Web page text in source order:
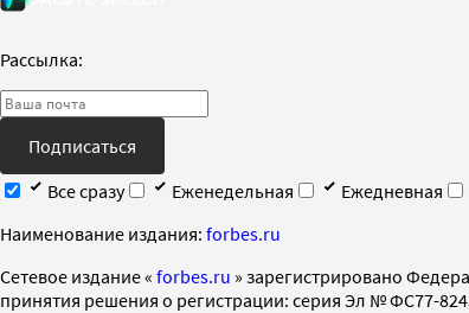
Рассылка:
Подписаться
Все сразу
Еженедельная Ежедневная
Наименование издания: forbes.ru
Cетевое издание « forbes.ru » зарегистрировано
принятия решения о регистрации: серия Эл № ФС77-